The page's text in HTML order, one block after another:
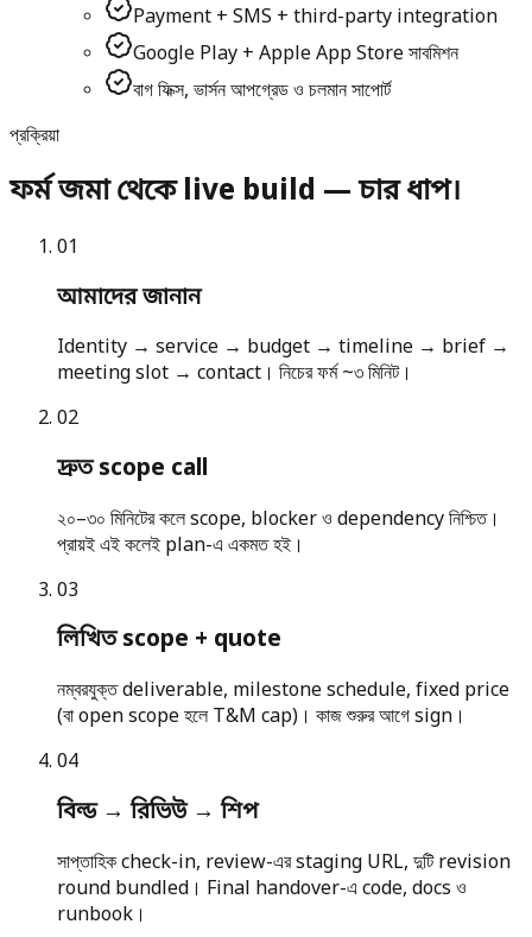
Payment + SMS + third-party integration
Google Play + Apple App Store সাবমিশন
বাগ ফিক্স, ভার্সন আপগ্রেড ও চলমান সাপোর্ট
প্রক্রিয়া
ফর্ম জমা থেকে live build — চার ধাপ।
01
আমাদের জানান
Identity → service → budget → timeline → brief →
meeting slot → contact। নিচের ফর্ম ~৩ মিনিট।
02
দ্রুত scope call
২০–৩০ মিনিটের কলে scope, blocker ও dependency নিশ্চিত।
প্রায়ই এই কলেই plan-এ একমত হই।
03
লিখিত scope + quote
নম্বরযুক্ত deliverable, milestone schedule, fixed price
(বা open scope হলে T&M cap)। কাজ শুরুর আগে sign।
04
বিল্ড → রিভিউ → শিপ
সাপ্তাহিক check-in, review-এর staging URL, দুটি revision
round bundled। Final handover-এ code, docs ও
runbook।